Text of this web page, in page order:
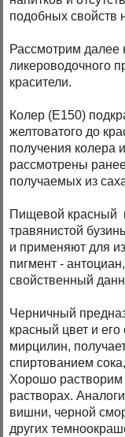
подобных свойств
Рассмотрим
ликероводочного
красители.
Колер (Е150)
желтоватого до
получения колера
рассмотрены
получаемых из
Пищевой красный
травянистой
и применяют для
пигмент -
свойственный
Черничный
красный цвет и
мирцилин,
спиртованием
Хорошо
растворах.
вишни, черной
других